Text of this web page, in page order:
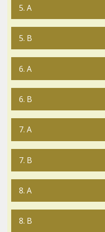
5. A
5. B
6. A
6. B
7. A
7. B
8. A
8. B